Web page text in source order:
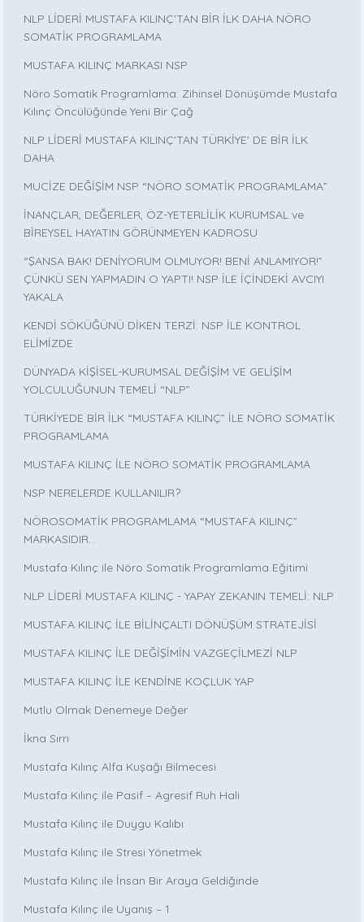
NLP LİDERİ MUSTAFA KILINÇ’TAN BİR İLK DAHA NÖRO
SOMATİK PROGRAMLAMA
MUSTAFA KILINÇ MARKASI NSP
Nöro Somatik Programlama: Zihinsel Dönüşümde Mustafa
Kılınç Öncülüğünde Yeni Bir Çağ
NLP LİDERİ MUSTAFA KILINÇ'TAN TÜRKİYE' DE BİR İLK
DAHA
MUCİZE DEĞİŞİM NSP “NÖRO SOMATİK PROGRAMLAMA”
İNANÇLAR, DEĞERLER, ÖZ-YETERLİLİK KURUMSAL ve
BİREYSEL HAYATIN GÖRÜNMEYEN KADROSU
“ŞANSA BAK! DENİYORUM OLMUYOR! BENİ ANLAMIYOR!”
ÇÜNKÜ SEN YAPMADIN O YAPTI! NSP İLE İÇİNDEKİ AVCIYI
YAKALA
KENDİ SÖKÜĞÜNÜ DİKEN TERZİ: NSP İLE KONTROL
ELİMİZDE
DÜNYADA KİŞİSEL-KURUMSAL DEĞİŞİM VE GELİŞİM
YOLCULUĞUNUN TEMELİ “NLP”
TÜRKİYEDE BİR İLK “MUSTAFA KILINÇ” İLE NÖRO SOMATİK
PROGRAMLAMA
MUSTAFA KILINÇ İLE NÖRO SOMATİK PROGRAMLAMA
NSP NERELERDE KULLANILIR?
NÖROSOMATİK PROGRAMLAMA “MUSTAFA KILINÇ”
MARKASIDIR…
Mustafa Kılınç ile Nöro Somatik Programlama Eğitimi
NLP LİDERİ MUSTAFA KILINÇ - YAPAY ZEKANIN TEMELİ: NLP
MUSTAFA KILINÇ İLE BİLİNÇALTI DÖNÜŞÜM STRATEJİSİ
MUSTAFA KILINÇ İLE DEĞİŞİMİN VAZGEÇİLMEZİ NLP
MUSTAFA KILINÇ İLE KENDİNE KOÇLUK YAP
Mutlu Olmak Denemeye Değer
İkna Sırrı
Mustafa Kılınç Alfa Kuşağı Bilmecesi
Mustafa Kılınç ile Pasif – Agresif Ruh Hali
Mustafa Kılınç ile Duygu Kalıbı
Mustafa Kılınç ile Stresi Yönetmek
Mustafa Kılınç ile İnsan Bir Araya Geldiğinde
Mustafa Kılınç ile Uyanış – 1